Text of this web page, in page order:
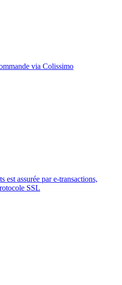
via Colissimo
est assurée par e-transactions,
SSL